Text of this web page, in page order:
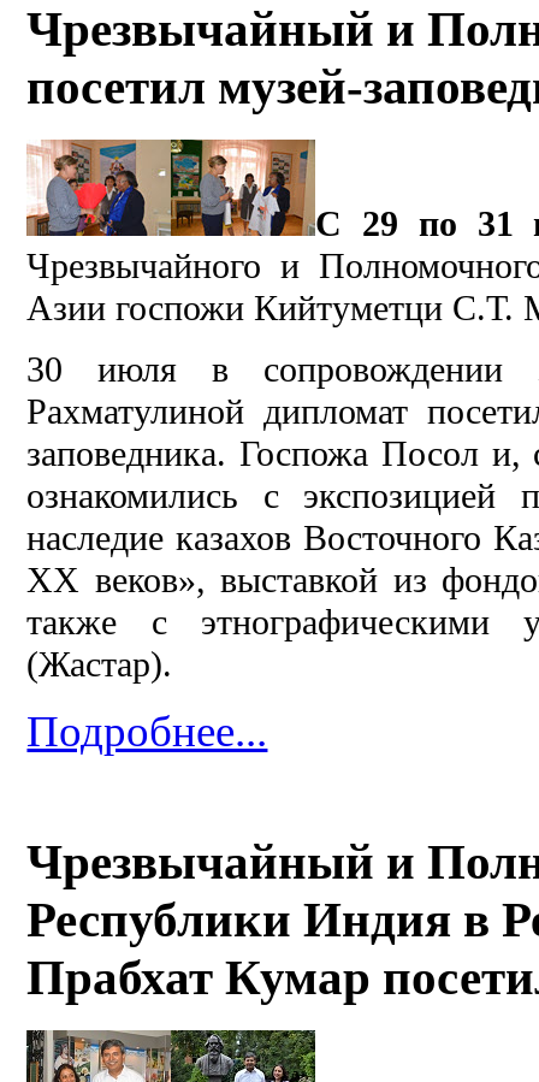
Чрезвычайный и
посетил музей-
С 29 по 31
Чрезвычайного и
Азии госпожи Кийтуметци С.Т.
30 июля в сопровождении
Рахматулиной дипломат
заповедника. Госпожа Посол
ознакомились с экспозицией
наследие казахов Восточного
XX веков», выставкой из
также с этнографическими
(Жастар).
Подробнее...
Чрезвычайный и
Республики Индия в
Прабхат Кумар